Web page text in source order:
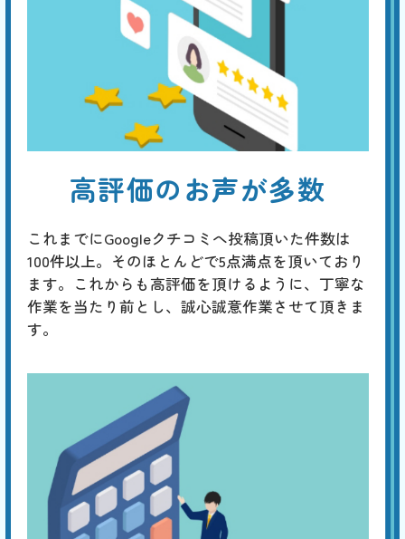
高評価のお声が多数
これまでにGoogleクチコミへ投稿頂いた件数は
100件以上。そのほとんどで5点満点を頂いており
ます。これからも高評価を頂けるように、丁寧な
作業を当たり前とし、誠心誠意作業させて頂きま
す。